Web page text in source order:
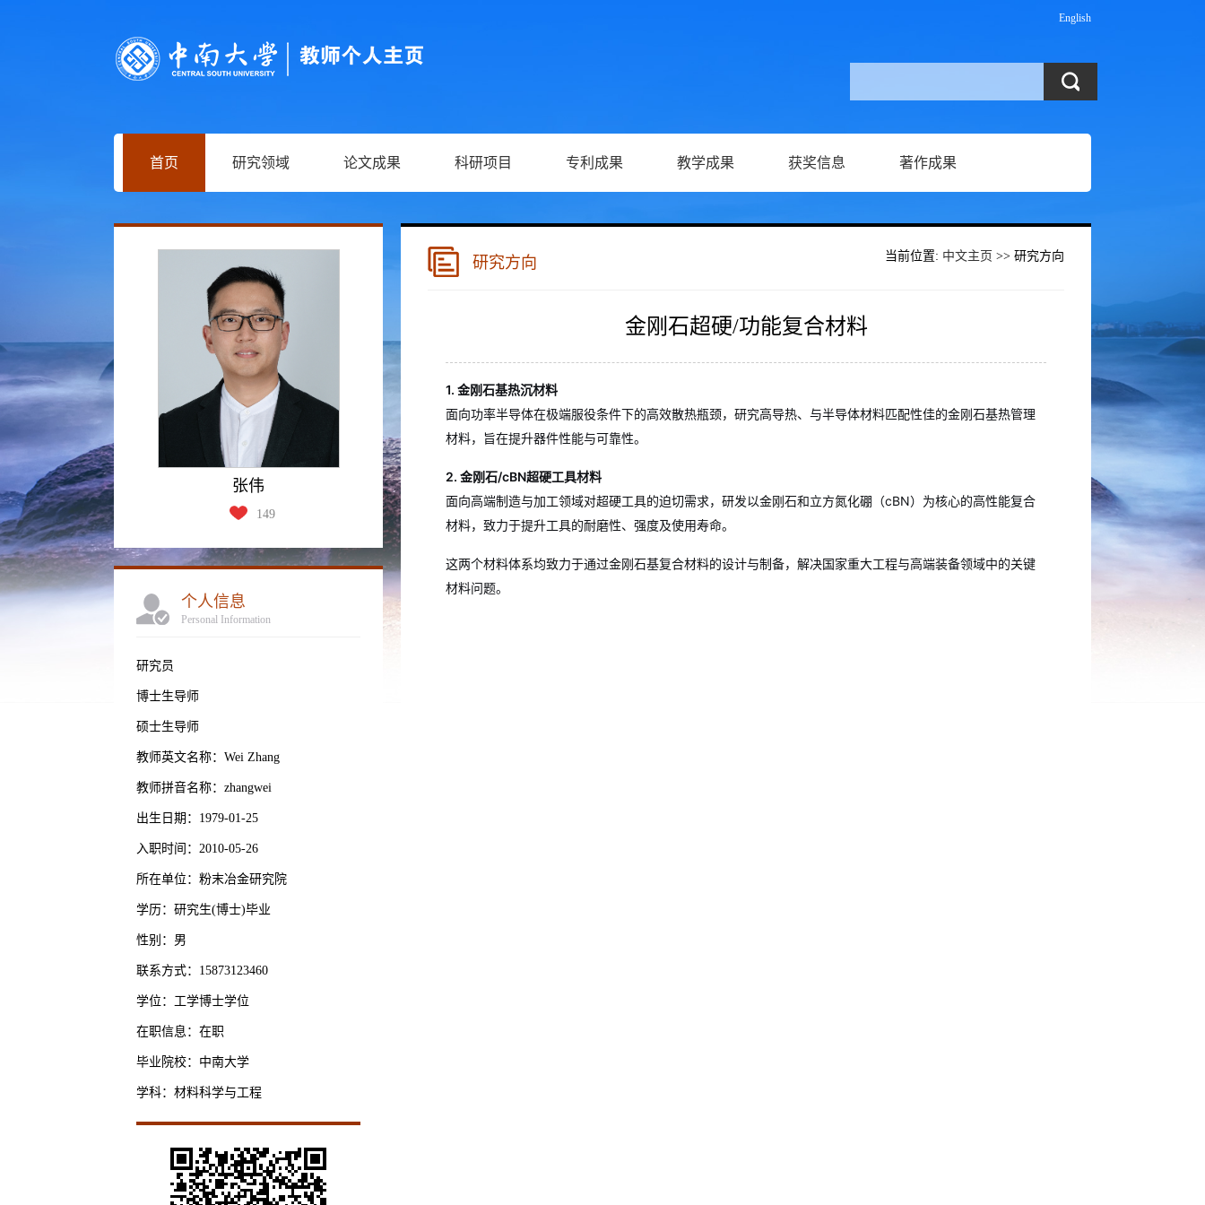
English
首页 研究领域 论文成果 科研项目 专利成果 教学成果 获奖信息 著作成果
张伟
149
个人信息
Personal Information
研究员
博士生导师
硕士生导师
教师英文名称：Wei Zhang
教师拼音名称：zhangwei
出生日期：1979-01-25
入职时间：2010-05-26
所在单位：粉末冶金研究院
学历：研究生(博士)毕业
性别：男
联系方式：15873123460
学位：工学博士学位
在职信息：在职
毕业院校：中南大学
学科：材料科学与工程
研究方向 当前位置: 中文主页 >> 研究方向
金刚石超硬/功能复合材料
1. 金刚石基热沉材料
面向功率半导体在极端服役条件下的高效散热瓶颈，研究高导热、与半导体材料匹配性佳的金刚石基热管理
材料，旨在提升器件性能与可靠性。
2. 金刚石/cBN超硬工具材料
面向高端制造与加工领域对超硬工具的迫切需求，研发以金刚石和立方氮化硼（cBN）为核心的高性能复合
材料，致力于提升工具的耐磨性、强度及使用寿命。
这两个材料体系均致力于通过金刚石基复合材料的设计与制备，解决国家重大工程与高端装备领域中的关键
材料问题。